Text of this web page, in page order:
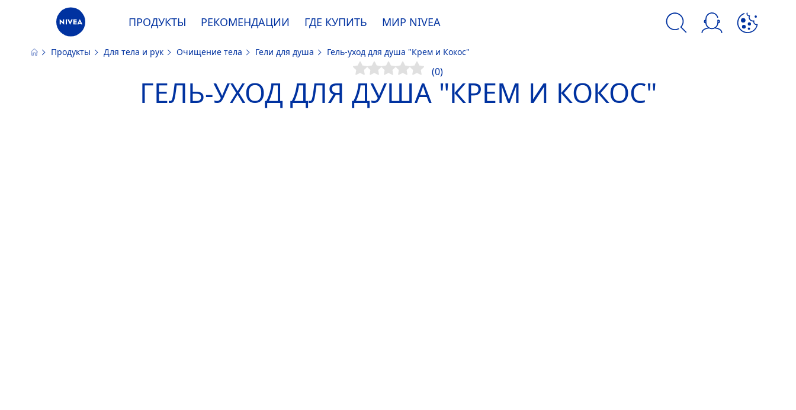
Наш сайт использует файлы cookie. Пожалуйста, ознакомьтесь с информацией по использованию файлов cookie и аналогичных инструментов.
ПРОДУКТЫ РЕКОМЕНДАЦИИ ГДЕ КУПИТЬ МИР NIVEA
Продукты Для тела и рук Очищение тела Гели для душа Гель-уход для душа "Крем и Кокос"
(0)
ГЕЛЬ-УХОД ДЛЯ ДУША "КРЕМ И КОКОС"